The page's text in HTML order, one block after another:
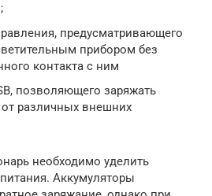
предусматривающего
прибором без
контакта с ним
позволяющего заряжать
различных внешних
необходимо уделить
Аккумуляторы